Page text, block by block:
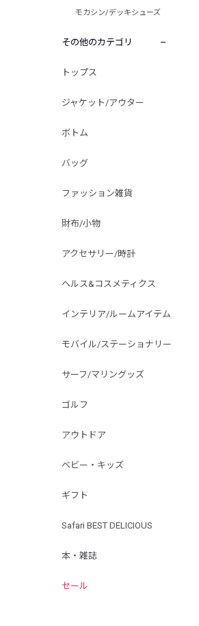
モカシン/デッキシューズ
その他のカテゴリ
トップス
ジャケット/アウター
ボトム
バッグ
ファッション雑貨
財布/小物
アクセサリー/時計
ヘルス&コスメティクス
インテリア/ルームアイテム
モバイル/ステーショナリー
サーフ/マリングッズ
ゴルフ
アウトドア
ベビー・キッズ
ギフト
Safari BEST DELICIOUS
本・雑誌
セール
別注限定 フード付き チェックシャツジャケット